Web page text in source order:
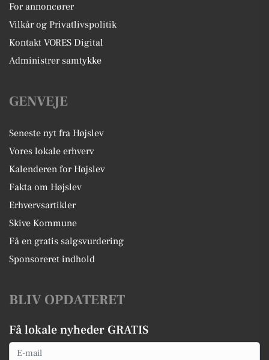
For annoncører
Vilkår og Privatlivspolitik
Kontakt VORES Digital
Administrer samtykke
GENVEJE
Seneste nyt fra Højslev
Vores lokale erhverv
Kalenderen for Højslev
Fakta om Højslev
Erhvervsartikler
Skive Kommune
Få en gratis salgsvurdering
Sponsoreret indhold
BLIV OPDATERET
Få lokale nyheder GRATIS
Email